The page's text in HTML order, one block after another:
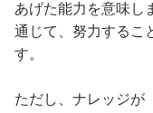
あげた能力を意味し
通じて、努力するこ
す。
ただし、ナレッジが